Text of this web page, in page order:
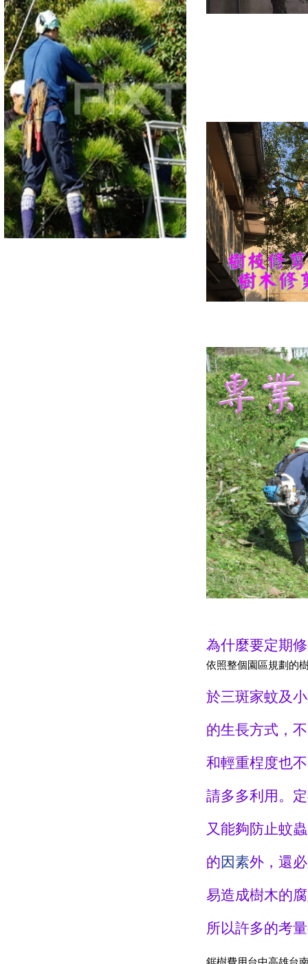
為什麼要定期
依照整個園區規劃的
於三斑家蚊及
的生長方式，
和輕重桯度也
請多多利用。
又能夠防止蚊
的因素外，還
易造成樹木的
所以許多的考
鋸樹費用台中高雄台